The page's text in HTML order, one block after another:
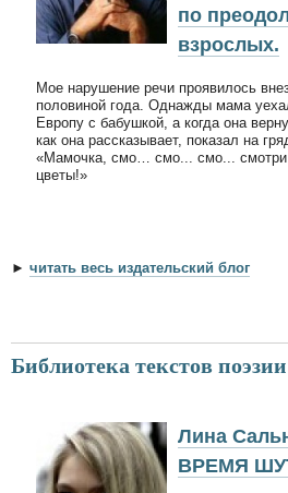
по
взрослых.
Мое нарушение речи проявилось
половиной года. Однажды мама
Европу с бабушкой, а когда она
как она рассказывает, показал на
«Мамочка, смо… смо... смо...
цветы!»
► читать весь издательский блог
Библиотека текстов
Лина
ВРЕМЯ